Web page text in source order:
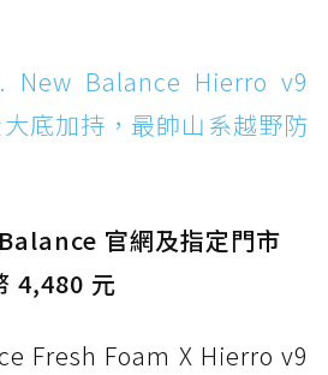
SKECHERS BADGER
一踩即穿懶人神器！搭載固特
底健走鞋
Cascadia 19 GTX：注
Balance Hierro v9
大底加持，最帥山系越野防
官網及指定門市
4,480 元
Fresh Foam X Hierro v9